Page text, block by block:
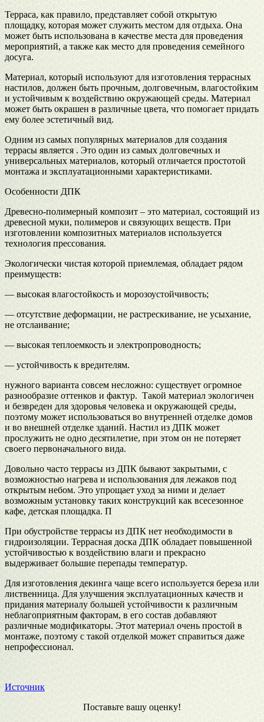
Терраса, как правило, представляет собой открытую
площадку, которая может служить местом для отдыха. Она
может быть использована в качестве места для проведения
мероприятий, а также как место для проведения семейного
досуга.
Материал, который используют для изготовления террасных
настилов, должен быть прочным, долговечным, влагостойким
и устойчивым к воздействию окружающей среды. Материал
может быть окрашен в различные цвета, что помогает придать
ему более эстетичный вид.
Одним из самых популярных материалов для создания
террасы является . Это один из самых долговечных и
универсальных материалов, который отличается простотой
монтажа и эксплуатационными характеристиками.
Особенности ДПК
Древесно-полимерный композит – это материал, состоящий из
древесной муки, полимеров и связующих веществ. При
изготовлении композитных материалов используется
технология прессования.
Экологически чистая которой приемлемая, обладает рядом
преимуществ:
— высокая влагостойкость и морозоустойчивость;
— отсутствие деформации, не растрескивание, не усыхание,
не отслаивание;
— высокая теплоемкость и электропроводность;
— устойчивость к вредителям.
нужного варианта совсем несложно: существует огромное
разнообразие оттенков и фактур. Такой материал экологичен
и безвреден для здоровья человека и окружающей среды,
поэтому может использоваться во внутренней отделке домов
и во внешней отделке зданий. Настил из ДПК может
прослужить не одно десятилетие, при этом он не потеряет
своего первоначального вида.
Довольно часто террасы из ДПК бывают закрытыми, с
возможностью нагрева и использования для лежаков под
открытым небом. Это упрощает уход за ними и делает
возможным установку таких конструкций как всесезонное
кафе, детская площадка. П
При обустройстве террасы из ДПК нет необходимости в
гидроизоляции. Террасная доска ДПК обладает повышенной
устойчивостью к воздействию влаги и прекрасно
выдерживает большие перепады температур.
Для изготовления декинга чаще всего используется береза или
лиственница. Для улучшения эксплуатационных качеств и
придания материалу большей устойчивости к различным
неблагоприятным факторам, в его состав добавляют
различные модификаторы. Этот материал очень простой в
монтаже, поэтому с такой отделкой может справиться даже
непрофессионал.
Источник
Поставьте вашу оценку!